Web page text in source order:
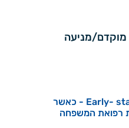
מוקדם/מניעה
Early- stage breast cancer - כאשר
רפואת המשפחה